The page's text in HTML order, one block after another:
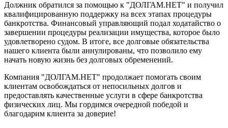
Должник обратился за помощью к "ДОЛГАМ.НЕТ" и получил
квалифицированную поддержку на всех этапах процедуры
банкротства. Финансовый управляющий подал ходатайство о
завершении процедуры реализации имущества, которое было
удовлетворено судом. В итоге, все долговые обязательства
нашего клиента были аннулированы, что позволило ему
начать новую жизнь без долговых обременений.
Компания "ДОЛГАМ.НЕТ" продолжает помогать своим
клиентам освобождаться от непосильных долгов и
предоставлять качественные услуги в сфере банкротства
физических лиц. Мы гордимся очередной победой и
благодарим клиента за доверие!